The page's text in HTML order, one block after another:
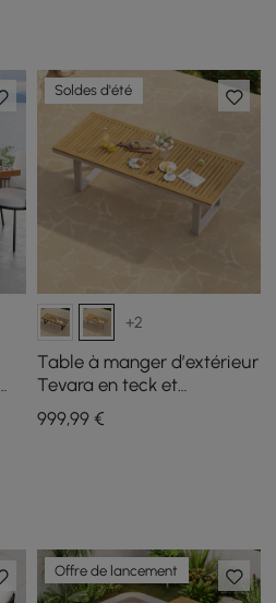
Soldes d'été
+2
Table à manger d’extérieur
Tevara en teck et
aluminium sable, 6 à 8
personnes
999,99€
Offre de lancement